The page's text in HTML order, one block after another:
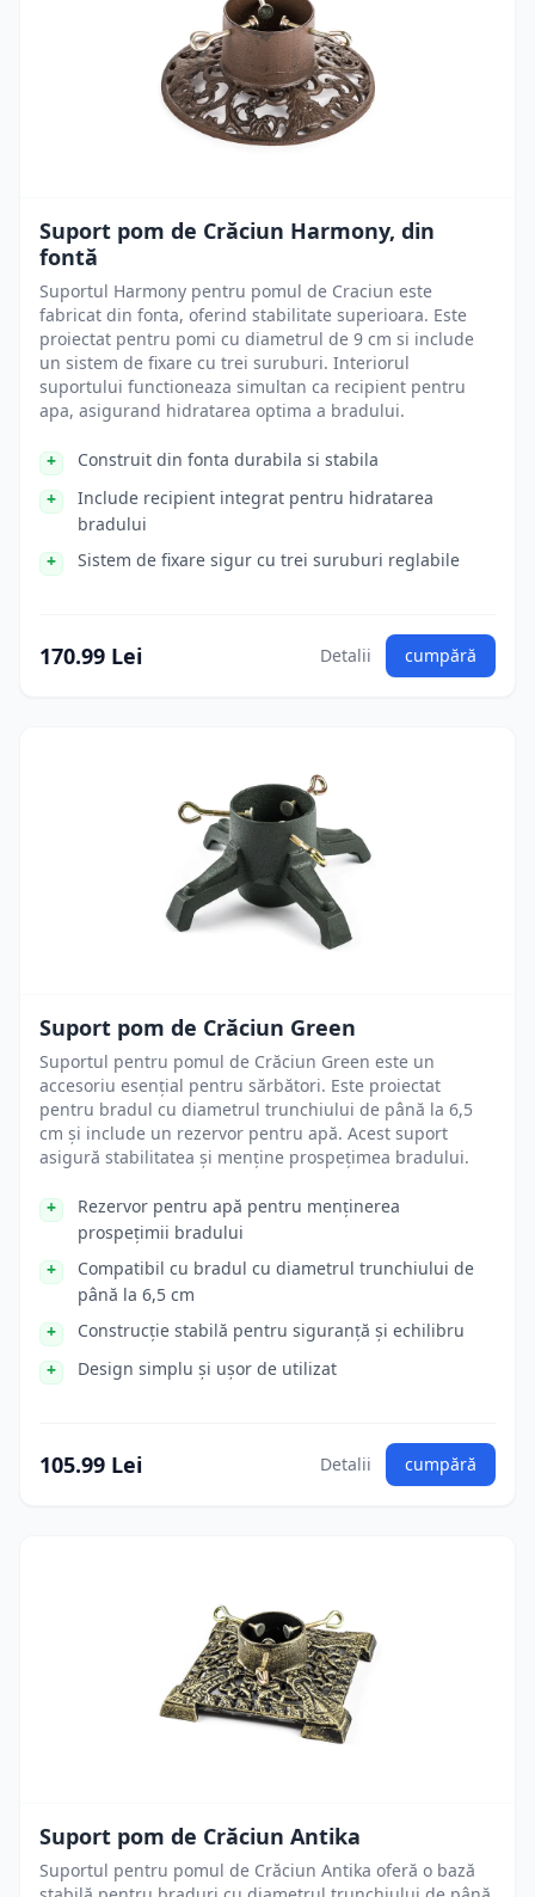
Suport pom de Crăciun Harmony, din
fontă
Suportul Harmony pentru pomul de Craciun este
fabricat din fonta, oferind stabilitate superioara. Este
proiectat pentru pomi cu diametrul de 9 cm si include
un sistem de fixare cu trei suruburi. Interiorul
suportului functioneaza simultan ca recipient pentru
apa, asigurand hidratarea optima a bradului.
Construit din fonta durabila si stabila
Include recipient integrat pentru hidratarea
bradului
Sistem de fixare sigur cu trei suruburi reglabile
170.99 Lei Detalii cumpără
Suport pom de Crăciun Green
Suportul pentru pomul de Crăciun Green este un
accesoriu esențial pentru sărbători. Este proiectat
pentru bradul cu diametrul trunchiului de până la 6,5
cm și include un rezervor pentru apă. Acest suport
asigură stabilitatea și menține prospețimea bradului.
Rezervor pentru apă pentru menținerea
prospețimii bradului
Compatibil cu bradul cu diametrul trunchiului de
până la 6,5 cm
Construcție stabilă pentru siguranță și echilibru
Design simplu și ușor de utilizat
105.99 Lei Detalii cumpără
Suport pom de Crăciun Antika
Suportul pentru pomul de Crăciun Antika oferă o bază